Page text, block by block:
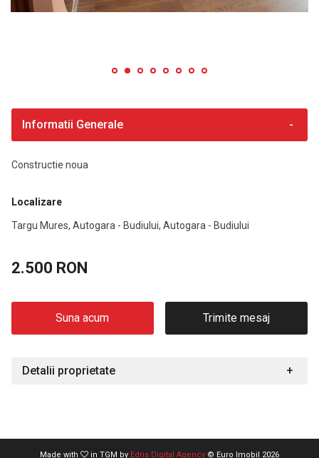
Informatii Generale
Constructie noua
Localizare
Targu Mures, Autogara - Budiului, Autogara - Budiului
2.500 RON
Suna acum Trimite mesaj
Detalii proprietate
Made with in TGM by Edris Digital Agency © Euro Imobil 2026